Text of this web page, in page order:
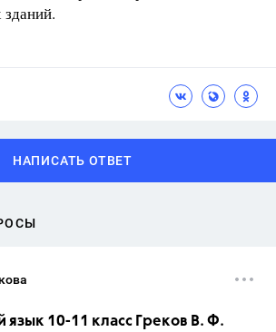
НАПИСАТЬ ОТВЕТ
язык 10-11 класс Греков В. Ф.